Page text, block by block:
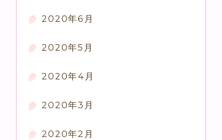
2020年6月
2020年5月
2020年4月
2020年3月
2020年2月